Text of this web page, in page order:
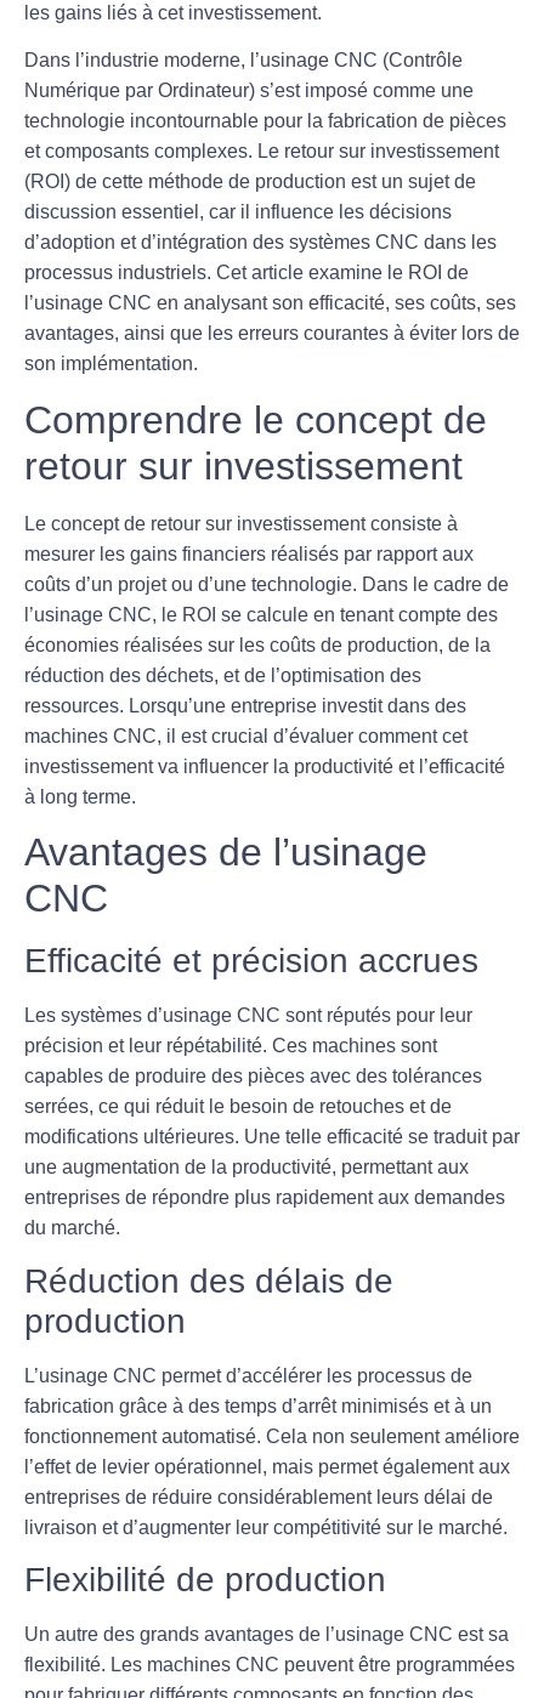
les gains liés à cet investissement.
Dans l’industrie moderne, l’usinage CNC (Contrôle
Numérique par Ordinateur) s’est imposé comme une
technologie incontournable pour la fabrication de pièces
et composants complexes. Le retour sur investissement
(ROI) de cette méthode de production est un sujet de
discussion essentiel, car il influence les décisions
d’adoption et d’intégration des systèmes CNC dans les
processus industriels. Cet article examine le ROI de
l’usinage CNC en analysant son efficacité, ses coûts, ses
avantages, ainsi que les erreurs courantes à éviter lors de
son implémentation.
Comprendre le concept de
retour sur investissement
Le concept de retour sur investissementconsiste à
mesurer les gains financiers réalisés par rapport aux
coûts d’un projet ou d’une technologie. Dans le cadre de
l’usinage CNC, le ROI se calcule en tenant compte des
économies réalisées sur les coûts de production, de la
réduction des déchets, et de l’optimisation des
ressources. Lorsqu’une entreprise investit dans des
machines CNC, il est crucial d’évaluer comment cet
investissement va influencer la productivité et l’efficacité
à long terme.
Avantages de l’usinage
CNC
Efficacité et précision accrues
Les systèmes d’usinage CNC sont réputés pour leur
précision et leur répétabilité. Ces machines sont
capables de produire des pièces avec des tolérances
serrées, ce qui réduit le besoin de retouches et de
modifications ultérieures. Une telle efficacité se traduit par
une augmentation de la productivité, permettant aux
entreprises de répondre plus rapidement aux demandes
du marché.
Réduction des délais de
production
L’usinage CNC permet d’accélérer les processus de
fabrication grâce à des temps d’arrêt minimisés et à un
fonctionnement automatisé. Cela non seulement améliore
l’effet de levier opérationnel, mais permet également aux
entreprises de réduire considérablement leurs délai de
livraison et d’augmenter leur compétitivité sur le marché.
Flexibilité de production
Un autre des grands avantages de l’usinage CNC est sa
flexibilité. Les machines CNC peuvent être programmées